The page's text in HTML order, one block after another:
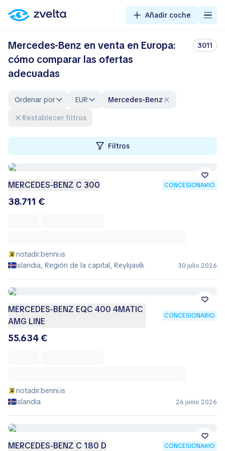
Añadir coche
Mercedes-Benz en venta en Europa:
cómo comparar las ofertas
adecuadas
3011
Ordenar por EUR
Mercedes-Benz
Restablecer filtros
Filtros
MERCEDES-BENZ C 300 CONCESIONARIO
38.711 €
notadir.benni.is
Islandia, Región de la capital, Reykjavík
30 julio 2026
MERCEDES-BENZ EQC 400 4MATIC
AMG LINE
CONCESIONARIO
55.634 €
notadir.benni.is
Islandia
26 junio 2026
MERCEDES-BENZ C 180 D CONCESIONARIO